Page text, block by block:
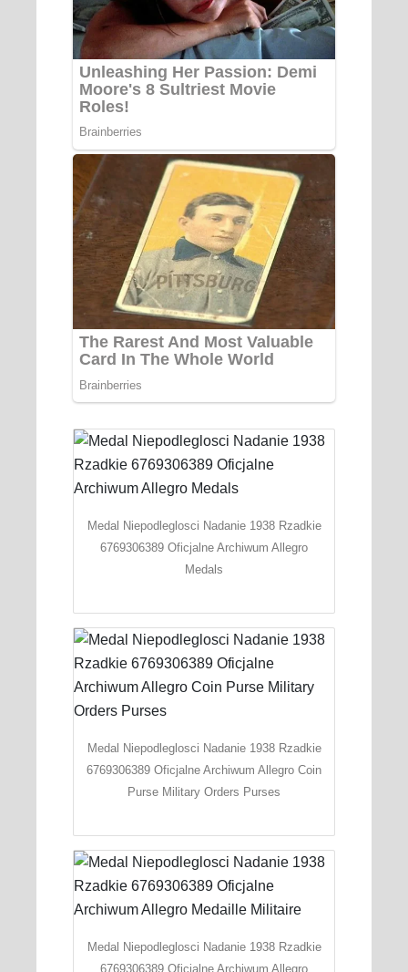
Medal Niepodleglosci Nadanie 1938 Rzadkie
6769306389 Oficjalne Archiwum Allegro
Medals
Medal Niepodleglosci Nadanie 1938 Rzadkie
6769306389 Oficjalne Archiwum Allegro Coin
Purse Military Orders Purses
Medal Niepodleglosci Nadanie 1938 Rzadkie
6769306389 Oficjalne Archiwum Allegro